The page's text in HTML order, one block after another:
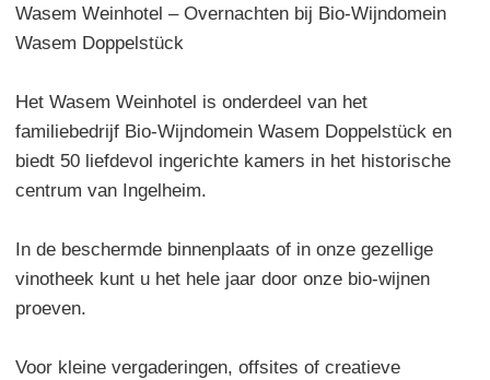
Wasem Weinhotel – Overnachten bij Bio-Wijndomein
Wasem Doppelstück
Het Wasem Weinhotel is onderdeel van het
familiebedrijf Bio-Wijndomein Wasem Doppelstück en
biedt 50 liefdevol ingerichte kamers in het historische
centrum van Ingelheim.
In de beschermde binnenplaats of in onze gezellige
vinotheek kunt u het hele jaar door onze bio-wijnen
proeven.
Voor kleine vergaderingen, offsites of creatieve